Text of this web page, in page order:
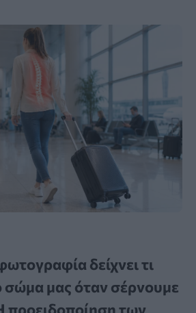
δείχνει τι
σώμα μας όταν σέρνουμε
προειδοποίηση των